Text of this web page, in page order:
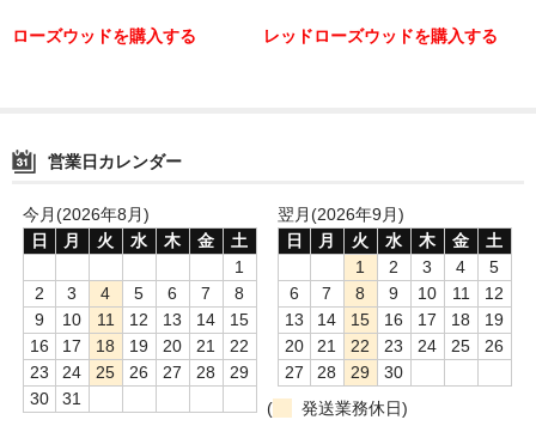
ローズウッドを購入する レッドローズウッドを購入する
営業日カレンダー
今月(2026年8月)
日
月 火 水 木 金
土
1
2
3 4 5 6 7
8
9
10 11 12 13 14
15
16
17 18 19 20 21
22
23
24 25 26 27 28
29
30
31
翌月(2026年9月)
日
月 火 水 木 金
土
1
2 3 4
5
6
7 8 9 10 11
12
13
14 15 16 17 18
19
20
21 22 23 24 25
26
27
28 29
30
(
発送業務休日)